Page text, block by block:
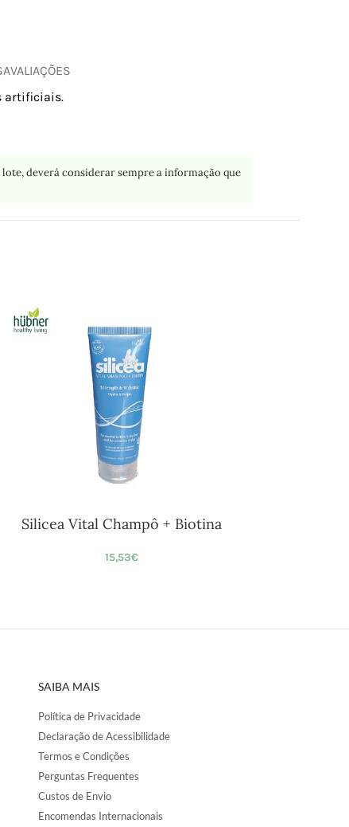
AVALIAÇÕES
artificiais.
deverá considerar sempre a informação que
Silicea Vital Champô + Biotina
15,53€
SAIBA MAIS
Política de Privacidade
Declaração de Acessibilidade
Termos e Condições
Perguntas Frequentes
Custos de Envio
Encomendas Internacionais